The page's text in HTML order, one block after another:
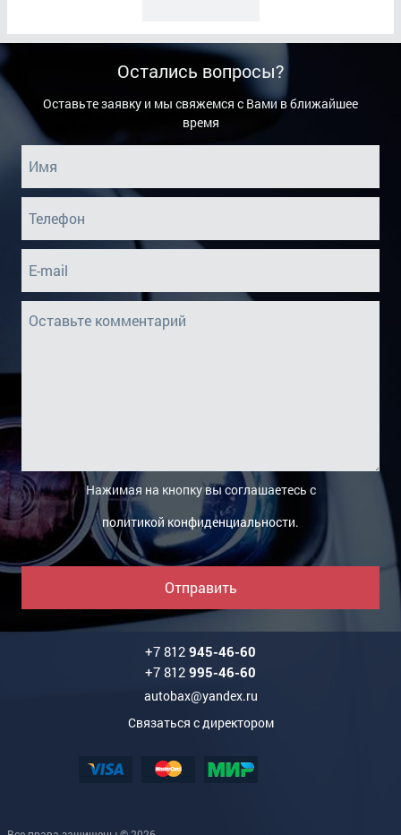
Остались вопросы?
Оставьте заявку и мы свяжемся с Вами в ближайшее
время
Нажимая на кнопку вы соглашаетесь с
политикой конфиденциальности.
Отправить
+7 812 945-46-60
+7 812 995-46-60
autobax@yandex.ru
Связаться с директором